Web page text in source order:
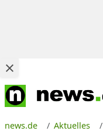
news.de Aktuelles